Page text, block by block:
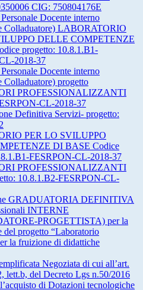
CIG: 750804176E
Docente interno
Colladuatore) LABORATORIO
DELLE COMPETENZE
progetto: 10.8.1.B1-
2018-37
Docente interno
Colladuatore) progetto
PROFESSIONALIZZANTI
CL-2018-37
Definitiva Servizi- progetto:
PER LO SVILUPPO
DI BASE Codice
FESRPON-CL-2018-37
PROFESSIONALIZZANTI
10.8.1.B2-FESRPON-CL-
GRADUATORIA DEFINITIVA
INTERNE
PROGETTISTA) per la
del progetto “Laboratorio
la fruizione di didattiche
Negoziata di cui all’art.
lett.b, del Decreto Lgs n.50/2016
di Dotazioni tecnologiche